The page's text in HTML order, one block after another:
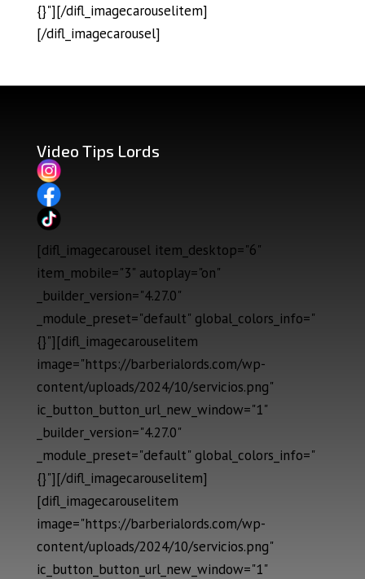
{}"][/difl_imagecarouselitem]
[/difl_imagecarousel]
Video Tips Lords
[difl_imagecarousel item_desktop="6"
item_mobile="3" autoplay="on"
_builder_version="4.27.0"
_module_preset="default" global_colors_info="
{}"][difl_imagecarouselitem
image="https://barberialords.com/wp-
content/uploads/2024/10/servicios.png"
ic_button_button_url_new_window="1"
_builder_version="4.27.0"
_module_preset="default" global_colors_info="
{}"][/difl_imagecarouselitem]
[difl_imagecarouselitem
image="https://barberialords.com/wp-
content/uploads/2024/10/servicios.png"
ic_button_button_url_new_window="1"